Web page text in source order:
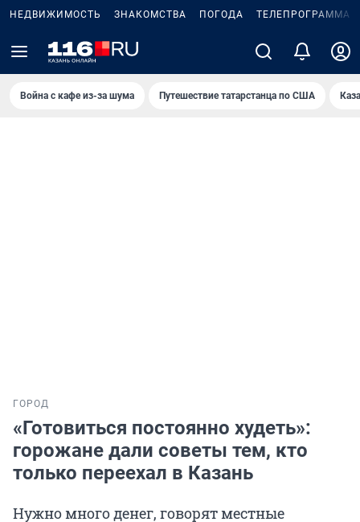
НЕДВИЖИМОСТЬ ЗНАКОМСТВА ПОГОДА ТЕЛЕПРОГРАММА
Война с кафе из-за шума Путешествие татарстанца по США
ГОРОД
«Готовиться постоянно худеть»:
горожане дали советы тем, кто
только переехал в Казань
Нужно много денег, говорят местные